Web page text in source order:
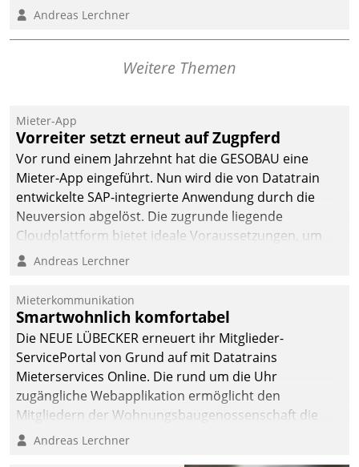
Andreas Lerchner
Weitere Themen
Mieter-App
Vorreiter setzt erneut auf Zugpferd
Vor rund einem Jahrzehnt hat die GESOBAU eine
Mieter-App eingeführt. Nun wird die von Datatrain
entwickelte SAP-integrierte Anwendung durch die
Neuversion abgelöst. Die zugrunde liegende
Cloudplattform bietet ideale Voraussetzungen, um
die Funktionalität der App zu erweitern und weitere
integrieren.
Andreas Lerchner
Mieterkommunikation
Smartwohnlich komfortabel
Die NEUE LÜBECKER erneuert ihr Mitglieder-
ServicePortal von Grund auf mit Datatrains
Mieterservices Online. Die rund um die Uhr
zugängliche Webapplikation ermöglicht den
Mitgliedern der Wohnungs­bau­genossenschaft die
Kontaktaufnahme per Smartphone, Tablet oder PC.
Andreas Lerchner